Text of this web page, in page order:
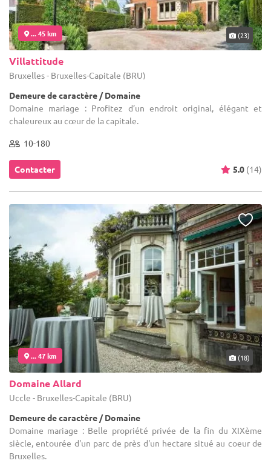
... 45 km (23)
Villattitude
Bruxelles - Bruxelles-Capitale (BRU)
Demeure de caractère / Domaine
Domaine mariage : Profitez d’un endroit original, élégant et
chaleureux au cœur de la capitale.
10-180
Contacter 5.0 (14)
... 47 km (18)
Domaine Allard
Uccle - Bruxelles-Capitale (BRU)
Demeure de caractère / Domaine
Domaine mariage : Belle propriété privée de la fin du XIXème
siècle, entourée d'un parc de près d'un hectare situé au coeur de
Bruxelles.